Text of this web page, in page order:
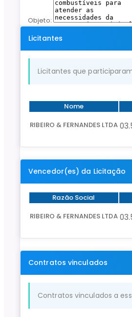
Objeto:
Licitantes
Licitantes que
Nome
RIBEIRO & FERNANDES LTDA
Vencedor(es) da Licitação
Razão Social
RIBEIRO & FERNANDES LTDA
Contratos vinculados
Contratos vinculados a